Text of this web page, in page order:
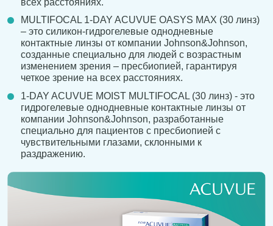
MULTIFOCAL 1-DAY ACUVUE OASYS MAX (30 линз)
– это силикон-гидрогелевые однодневные
контактные линзы от компании Johnson&Johnson,
созданные специально для людей с возрастным
изменением зрения – пресбиопией, гарантируя
четкое зрение на всех расстояниях.
1-DAY ACUVUE MOIST MULTIFOCAL (30 линз) - это
гидрогелевые однодневные контактные линзы от
компании Johnson&Johnson, разработанные
специально для пациентов с пресбиопией с
чувствительными глазами, склонными к
раздражению.